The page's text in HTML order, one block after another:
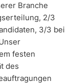
Branche
2/3
3/3 bei
festen
des